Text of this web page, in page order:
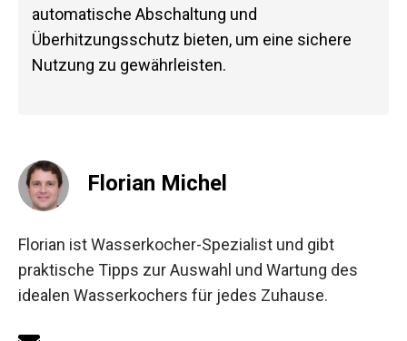
automatische Abschaltung und
Überhitzungsschutz bieten, um eine sichere
Nutzung zu gewährleisten.
Florian Michel
Florian ist Wasserkocher-Spezialist und gibt
praktische Tipps zur Auswahl und Wartung des
idealen Wasserkochers für jedes Zuhause.